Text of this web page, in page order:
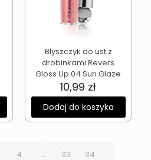
Błyszczyk do ust z
drobinkami Revers
Gloss Up 04 Sun Glaze
10,99 zł
Dodaj do koszyka
4 … 33
34